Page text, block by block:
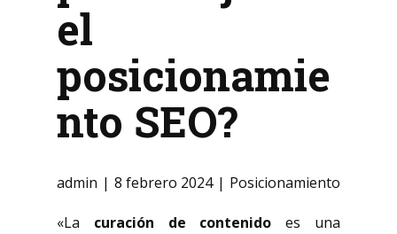
el
posicionamie
nto SEO?
admin 8 febrero 2024 Posicionamiento
«La curación de contenido es una